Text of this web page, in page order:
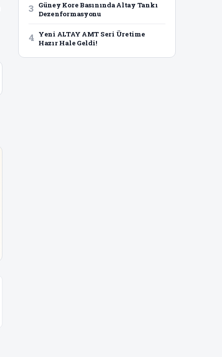
3
Güney Kore Basınında Altay Tankı
Dezenformasyonu
4 Yeni ALTAY AMT Seri Üretime
Hazır Hale Geldi!